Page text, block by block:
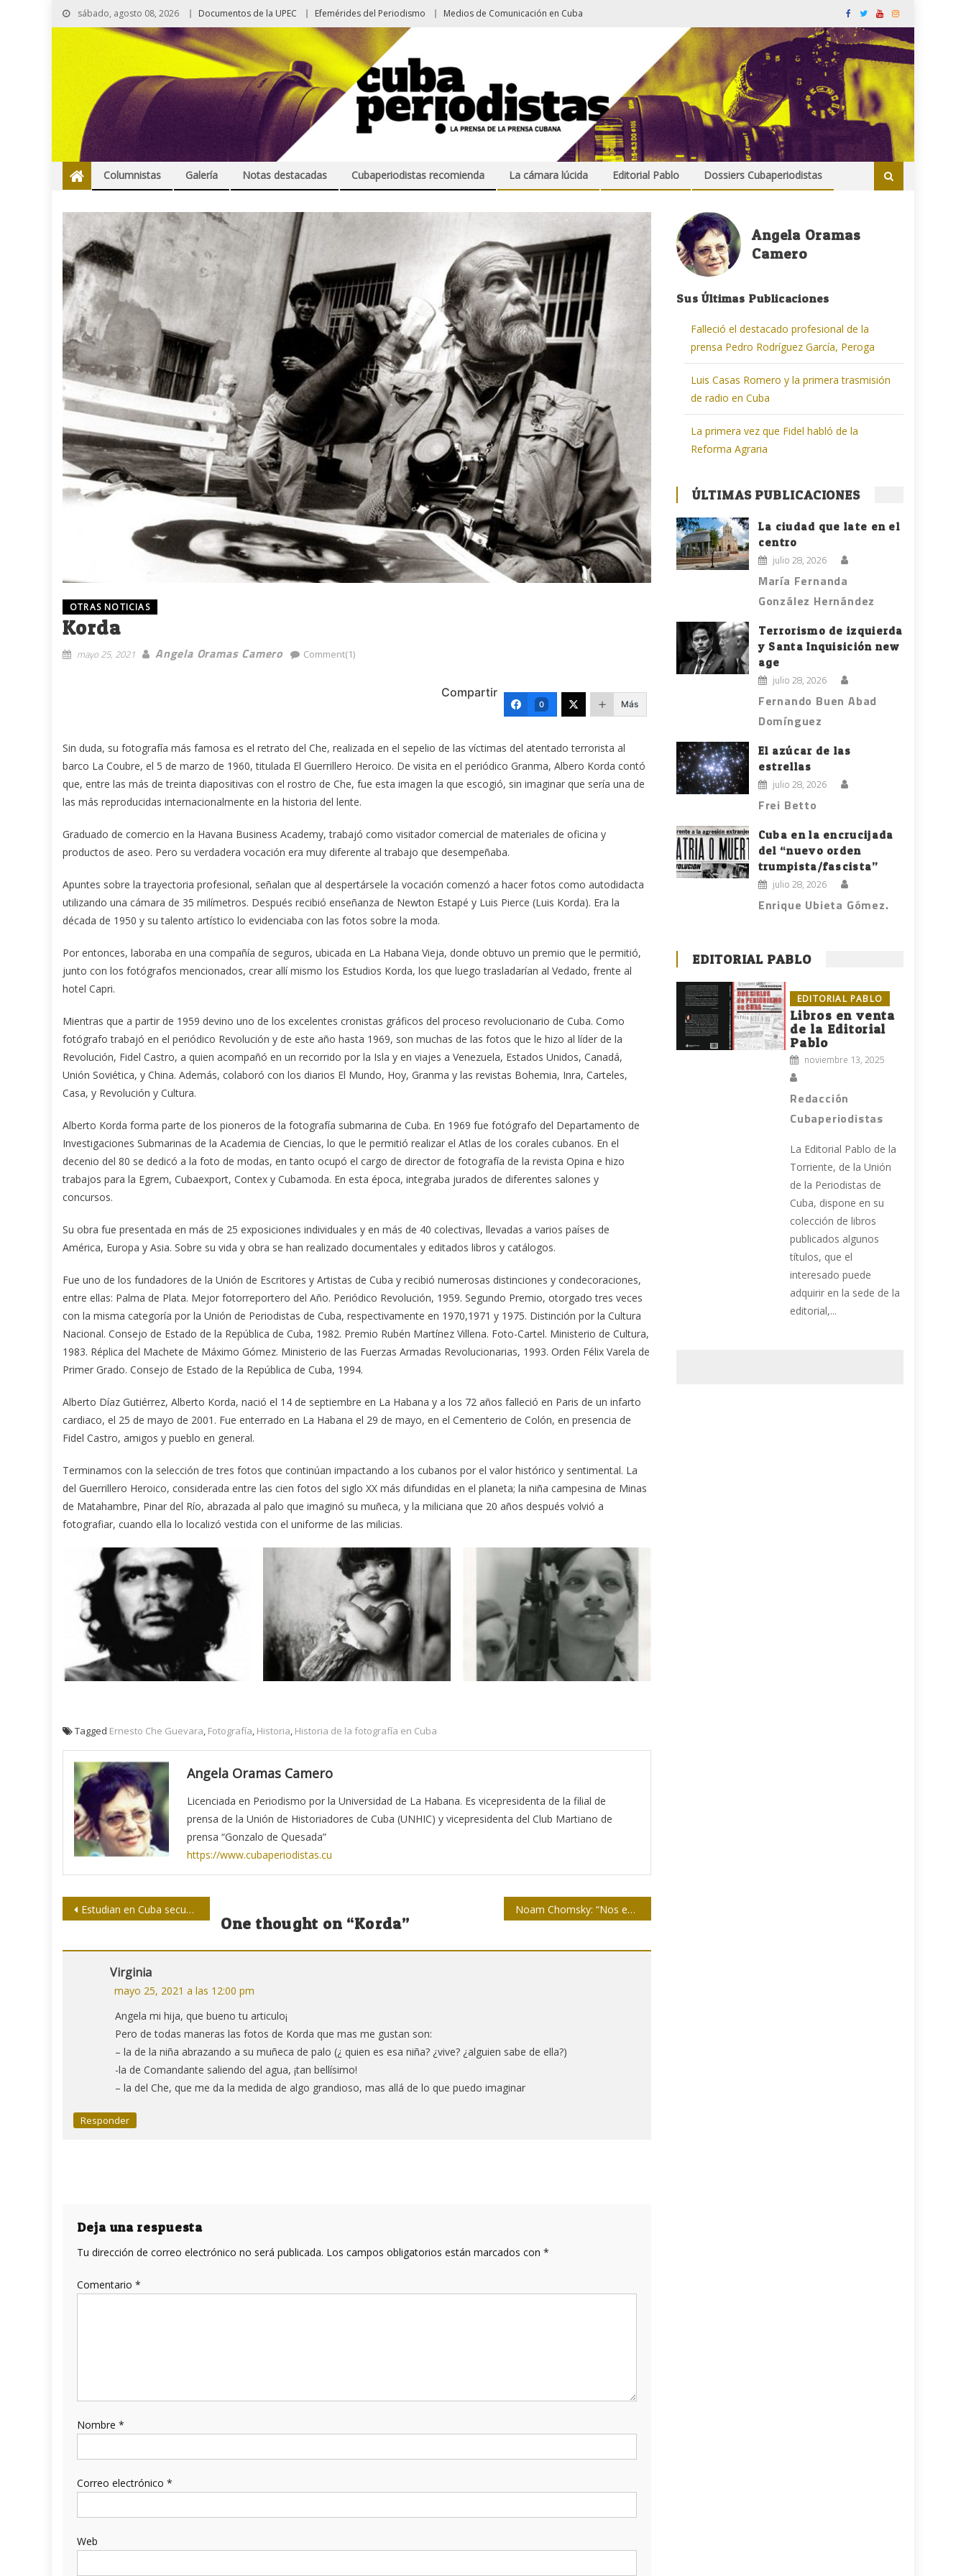
sábado, agosto 08, 2026 Documentos de la UPEC Efemérides del Periodismo Medios de Comunicación en Cuba
Columnistas Galería Notas destacadas Cubaperiodistas recomienda La cámara lúcida Editorial Pablo Dossiers Cubaperiodistas
OTRAS NOTICIAS
Korda
mayo 25, 2021 Angela Oramas Camero Comment(1)
Compartir
0 Más
Sin duda, su fotografía más famosa es el retrato del Che, realizada en el sepelio de las víctimas del atentado terrorista al
barco La Coubre, el 5 de marzo de 1960, titulada El Guerrillero Heroico. De visita en el periódico Granma, Albero Korda contó
que, entre las más de treinta diapositivas con el rostro de Che, fue esta imagen la que escogió, sin imaginar que sería una de
las más reproducidas internacionalmente en la historia del lente.
Graduado de comercio en la Havana Business Academy, trabajó como visitador comercial de materiales de oficina y
productos de aseo. Pero su verdadera vocación era muy diferente al trabajo que desempeñaba.
Apuntes sobre la trayectoria profesional, señalan que al despertársele la vocación comenzó a hacer fotos como autodidacta
utilizando una cámara de 35 milímetros. Después recibió enseñanza de Newton Estapé y Luis Pierce (Luis Korda). Era la
década de 1950 y su talento artístico lo evidenciaba con las fotos sobre la moda.
Por entonces, laboraba en una compañía de seguros, ubicada en La Habana Vieja, donde obtuvo un premio que le permitió,
junto con los fotógrafos mencionados, crear allí mismo los Estudios Korda, los que luego trasladarían al Vedado, frente al
hotel Capri.
Mientras que a partir de 1959 devino uno de los excelentes cronistas gráficos del proceso revolucionario de Cuba. Como
fotógrafo trabajó en el periódico Revolución y de este año hasta 1969, son muchas de las fotos que le hizo al líder de la
Revolución, Fidel Castro, a quien acompañó en un recorrido por la Isla y en viajes a Venezuela, Estados Unidos, Canadá,
Unión Soviética, y China. Además, colaboró con los diarios El Mundo, Hoy, Granma y las revistas Bohemia, Inra, Carteles,
Casa, y Revolución y Cultura.
Alberto Korda forma parte de los pioneros de la fotografía submarina de Cuba. En 1969 fue fotógrafo del Departamento de
Investigaciones Submarinas de la Academia de Ciencias, lo que le permitió realizar el Atlas de los corales cubanos. En el
decenio del 80 se dedicó a la foto de modas, en tanto ocupó el cargo de director de fotografía de la revista Opina e hizo
trabajos para la Egrem, Cubaexport, Contex y Cubamoda. En esta época, integraba jurados de diferentes salones y
concursos.
Su obra fue presentada en más de 25 exposiciones individuales y en más de 40 colectivas, llevadas a varios países de
América, Europa y Asia. Sobre su vida y obra se han realizado documentales y editados libros y catálogos.
Fue uno de los fundadores de la Unión de Escritores y Artistas de Cuba y recibió numerosas distinciones y condecoraciones,
entre ellas: Palma de Plata. Mejor fotorreportero del Año. Periódico Revolución, 1959. Segundo Premio, otorgado tres veces
con la misma categoría por la Unión de Periodistas de Cuba, respectivamente en 1970,1971 y 1975. Distinción por la Cultura
Nacional. Consejo de Estado de la República de Cuba, 1982. Premio Rubén Martínez Villena. Foto-Cartel. Ministerio de Cultura,
1983. Réplica del Machete de Máximo Gómez. Ministerio de las Fuerzas Armadas Revolucionarias, 1993. Orden Félix Varela de
Primer Grado. Consejo de Estado de la República de Cuba, 1994.
Alberto Díaz Gutiérrez, Alberto Korda, nació el 14 de septiembre en La Habana y a los 72 años falleció en Paris de un infarto
cardiaco, el 25 de mayo de 2001. Fue enterrado en La Habana el 29 de mayo, en el Cementerio de Colón, en presencia de
Fidel Castro, amigos y pueblo en general.
Terminamos con la selección de tres fotos que continúan impactando a los cubanos por el valor histórico y sentimental. La
del Guerrillero Heroico, considerada entre las cien fotos del siglo XX más difundidas en el planeta; la niña campesina de Minas
de Matahambre, Pinar del Río, abrazada al palo que imaginó su muñeca, y la miliciana que 20 años después volvió a
fotografiar, cuando ella lo localizó vestida con el uniforme de las milicias.
Tagged Ernesto Che Guevara, Fotografía, Historia, Historia de la fotografía en Cuba
Angela Oramas Camero
Licenciada en Periodismo por la Universidad de La Habana. Es vicepresidenta de la filial de
prensa de la Unión de Historiadores de Cuba (UNHIC) y vicepresidenta del Club Martiano de
prensa “Gonzalo de Quesada”
https://www.cubaperiodistas.cu
Navegación
entradas
Estudian en Cuba secuelas renales de la Covid-19 Noam Chomsky: “Nos encontramos en un período de extinciones masivas”
One thought on “Korda”
Virginia
mayo 25, 2021 a las 12:00 pm
Angela mi hija, que bueno tu articulo¡
Pero de todas maneras las fotos de Korda que mas me gustan son:
– la de la niña abrazando a su muñeca de palo (¿ quien es esa niña? ¿vive? ¿alguien sabe de ella?)
-la de Comandante saliendo del agua, ¡tan bellísimo!
– la del Che, que me da la medida de algo grandioso, mas allá de lo que puedo imaginar
Responder
Deja una respuesta
Tu dirección de correo electrónico no será publicada. Los campos obligatorios están marcados con *
Comentario *
Nombre *
Correo electrónico *
Web
Angela Oramas
Camero
Sus Últimas Publicaciones
Falleció el destacado profesional de la
prensa Pedro Rodríguez García, Peroga
Luis Casas Romero y la primera trasmisión
de radio en Cuba
La primera vez que Fidel habló de la
Reforma Agraria
ÚLTIMAS PUBLICACIONES
La ciudad que late en el
centro
julio 28, 2026
María Fernanda
González Hernández
Terrorismo de izquierda
y Santa Inquisición new
age
julio 28, 2026
Fernando Buen Abad
Domínguez
El azúcar de las
estrellas
julio 28, 2026
Frei Betto
Cuba en la encrucijada
del “nuevo orden
trumpista/fascista”
julio 28, 2026
Enrique Ubieta Gómez.
EDITORIAL PABLO
EDITORIAL PABLO
Libros en venta
de la Editorial
Pablo
noviembre 13, 2025
Redacción
Cubaperiodistas
La Editorial Pablo de la
Torriente, de la Unión
de la Periodistas de
Cuba, dispone en su
colección de libros
publicados algunos
títulos, que el
interesado puede
adquirir en la sede de la
editorial,...